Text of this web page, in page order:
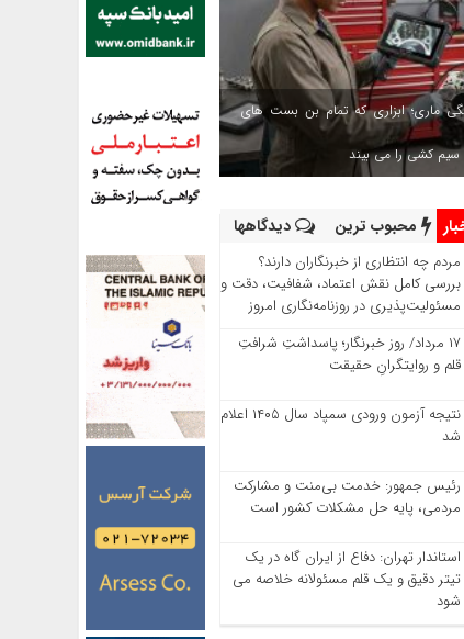
ماری؛ ابزاری که تمام بن بست های
سیم کشی را می بیند
محبوب ترین دیدگاهها
مردم چه انتظاری از خبرنگاران دارند؟
بررسی کامل نقش اعتماد، شفافیت، دقت و
مسئولیت‌پذیری در روزنامه‌نگاری امروز
۱۷ مرداد/ روز خبرنگار؛ پاسداشتِ شرافتِ
قلم و روایتگرانِ حقیقت
نتیجه آزمون ورودی سمپاد سال ۱۴۰۵ اعلام
شد
رئیس جمهور: خدمت بی‌منت و مشارکت
مردمی، پایه حل مشکلات کشور است
استاندار تهران: دفاع از ایران گاه در یک
تیتر دقیق و یک قلم مسئولانه خلاصه می
شود